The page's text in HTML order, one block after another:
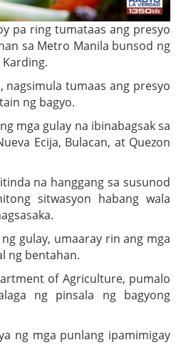
pa ring tumataas ang presyo
sa Metro Manila bunsod ng
nagsimula tumaas ang presyo
ng bagyo.
mga gulay na ibinabagsak sa
Ecija, Bulacan, at Quezon
na hanggang sa susunod
sitwasyon habang wala
gulay, umaaray rin ang mga
ng bentahan.
of Agriculture, pumalo
ng pinsala ng bagyong
ng mga punlang ipamimigay